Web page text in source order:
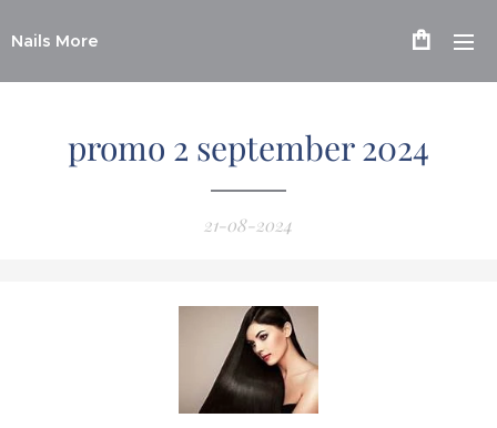
Nails More
promo 2 september 2024
21-08-2024